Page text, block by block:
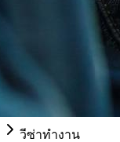
วีซ่าทำงาน